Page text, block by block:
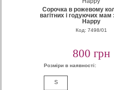
Сорочка в рожевому
вагітних і годуючих мам
Happy
Код: 7498/01
800 грн
Розміри в наявності:
S